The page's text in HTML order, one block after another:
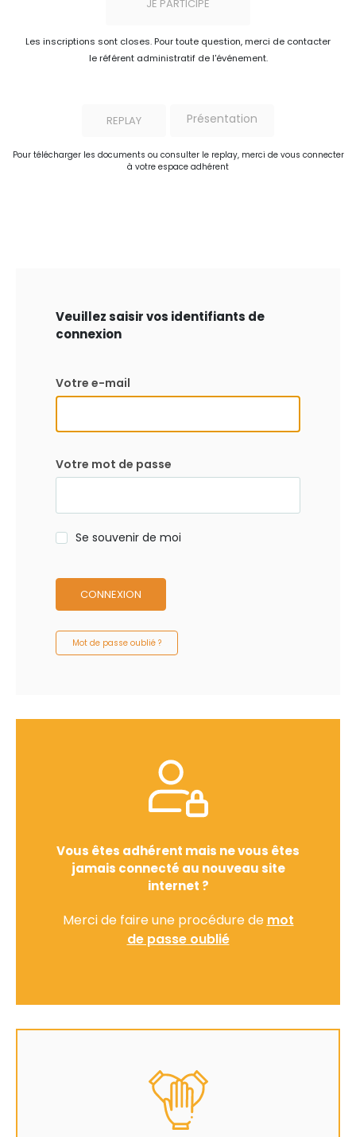
JE PARTICIPE
Les inscriptions sont closes. Pour toute question, merci de contacter
le référent administratif de l'événement.
REPLAY Présentation
Pour télécharger les documents ou consulter le replay, merci de vous connecter
à votre espace adhérent
Veuillez saisir vos identifiants de
connexion
Votre e-mail
Votre mot de passe
Se souvenir de moi
CONNEXION
Mot de passe oublié ?
Vous êtes adhérent mais ne vous êtes
jamais connecté au nouveau site
internet ?
Merci de faire une procédure de mot
de passe oublié